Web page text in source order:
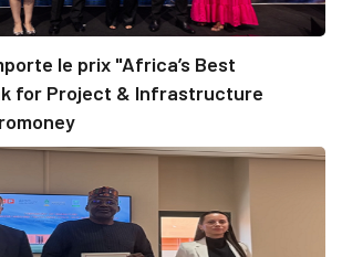
le prix "Africa’s Best
for Project & Infrastructure